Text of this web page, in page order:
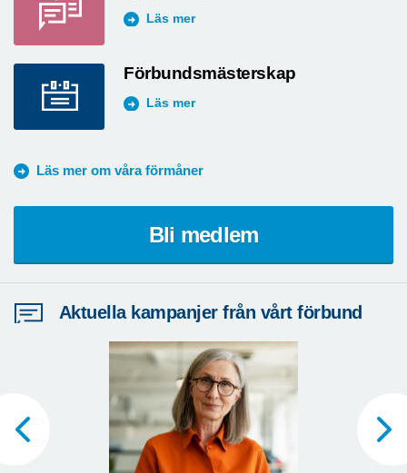
Läs mer
Förbundsmästerskap
Läs mer
Läs mer om våra förmåner
Bli medlem
Aktuella kampanjer från vårt förbund